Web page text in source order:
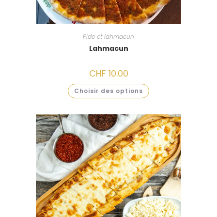
Pide et lahmacun
Lahmacun
CHF 10.00
Choisir des options